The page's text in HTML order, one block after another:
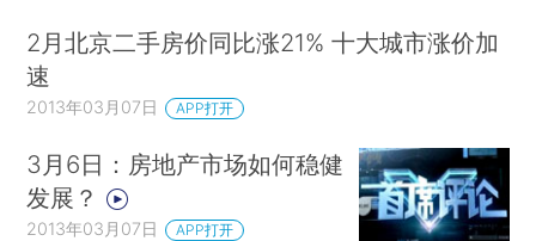
2月北京二手房价同比涨21% 十大城市涨价加
速
2013年03月07日 APP打开
3月6日：房地产市场如何稳健
发展？
2013年03月07日 APP打开